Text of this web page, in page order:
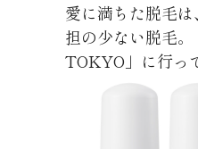
愛に満ちた脱毛
担の少ない脱毛
TOKYO」に行っ